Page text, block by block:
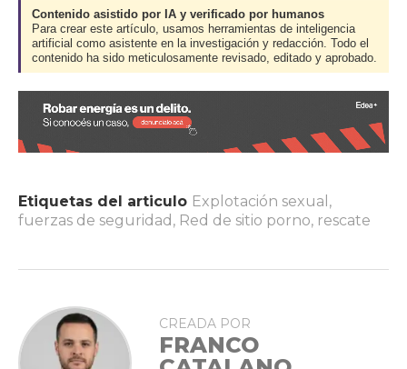
Contenido asistido por IA y verificado por humanos
Para crear este artículo, usamos herramientas de inteligencia
artificial como asistente en la investigación y redacción. Todo el
contenido ha sido meticulosamente revisado, editado y aprobado.
Etiquetas del articulo Explotación sexual ,
fuerzas de seguridad , Red de sitio porno, rescate
CREADA POR
FRANCO